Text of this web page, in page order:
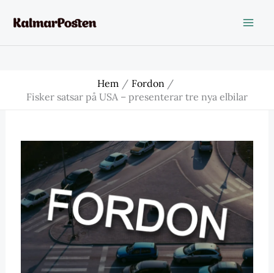
Hem
Fordon
Fisker satsar på USA – presenterar tre nya elbilar